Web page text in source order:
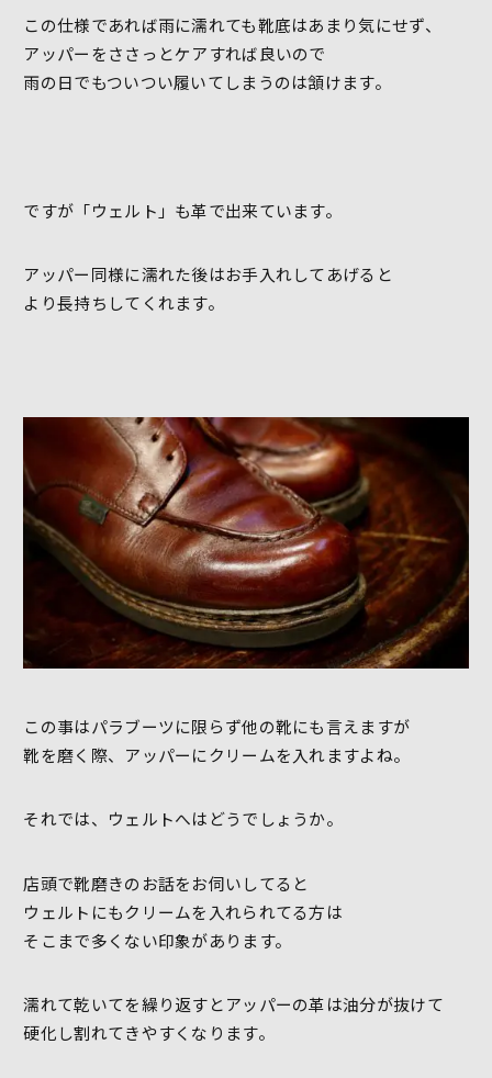
この仕様であれば雨に濡れても靴底はあまり気にせず、
アッパーをささっとケアすれば良いので
雨の日でもついつい履いてしまうのは頷けます。
ですが「ウェルト」も革で出来ています。
アッパー同様に濡れた後はお手入れしてあげると
より長持ちしてくれます。
この事はパラブーツに限らず他の靴にも言えますが
靴を磨く際、アッパーにクリームを入れますよね。
それでは、ウェルトへはどうでしょうか。
店頭で靴磨きのお話をお伺いしてると
ウェルトにもクリームを入れられてる方は
そこまで多くない印象があります。
濡れて乾いてを繰り返すとアッパーの革は油分が抜けて
硬化し割れてきやすくなります。